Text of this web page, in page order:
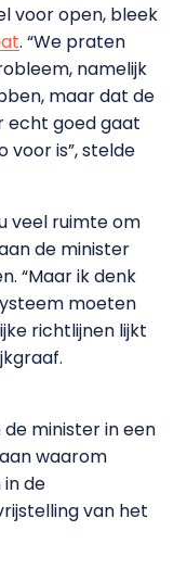
voor open, bleek
. “We praten
namelijk
maar dat de
echt goed gaat
voor is”, stelde
veel ruimte om
de minister
“Maar ik denk
moeten
richtlijnen lijkt
de minister in een
waarom
de
van het